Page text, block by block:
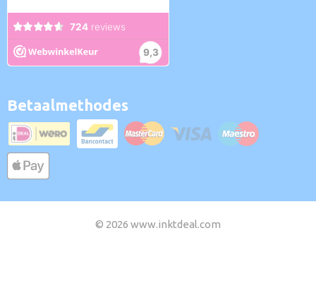
Betaalmethodes
© 2026 www.inktdeal.com